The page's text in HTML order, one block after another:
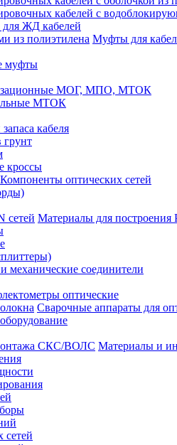
кабелей с
ЖД кабелей
Муфты для
муфты
МОГ, МПО, МТОК
МТОК
кабеля
грунт
кроссы
Компоненты оптических сетей
Материалы для построения
механические соединители
оптические
Сварочные аппараты для
Материалы и